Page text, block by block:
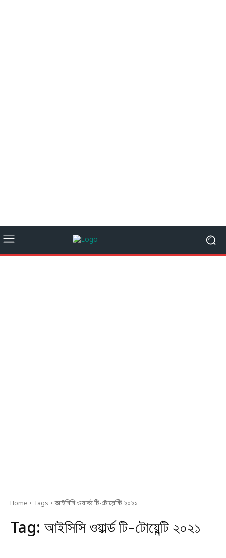
Home Tags আইসিসি ওয়ার্ল্ড টি-টোয়েন্টি ২০২১
Tag: আইসিসি ওয়ার্ল্ড টি-টোয়েন্টি ২০২১